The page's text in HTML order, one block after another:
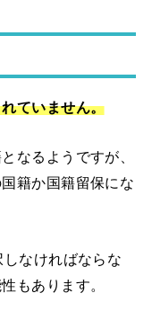
ていません。
なるようですが、
籍か国籍留保にな
なければならな
もあります。